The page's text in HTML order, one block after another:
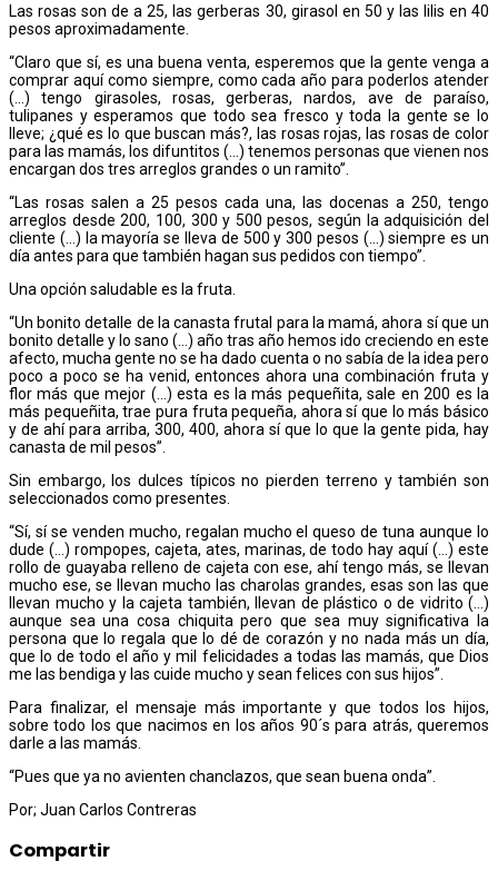
Las rosas son de a 25, las gerberas 30, girasol en 50 y las lilis en 40
pesos aproximadamente.
“Claro que sí, es una buena venta, esperemos que la gente venga a
comprar aquí como siempre, como cada año para poderlos atender
(…) tengo girasoles, rosas, gerberas, nardos, ave de paraíso,
tulipanes y esperamos que todo sea fresco y toda la gente se lo
lleve; ¿qué es lo que buscan más?, las rosas rojas, las rosas de color
para las mamás, los difuntitos (…) tenemos personas que vienen nos
encargan dos tres arreglos grandes o un ramito”.
“Las rosas salen a 25 pesos cada una, las docenas a 250, tengo
arreglos desde 200, 100, 300 y 500 pesos, según la adquisición del
cliente (…) la mayoría se lleva de 500 y 300 pesos (…) siempre es un
día antes para que también hagan sus pedidos con tiempo”.
Una opción saludable es la fruta.
“Un bonito detalle de la canasta frutal para la mamá, ahora sí que un
bonito detalle y lo sano (…) año tras año hemos ido creciendo en este
afecto, mucha gente no se ha dado cuenta o no sabía de la idea pero
poco a poco se ha venid, entonces ahora una combinación fruta y
flor más que mejor (…) esta es la más pequeñita, sale en 200 es la
más pequeñita, trae pura fruta pequeña, ahora sí que lo más básico
y de ahí para arriba, 300, 400, ahora sí que lo que la gente pida, hay
canasta de mil pesos”.
Sin embargo, los dulces típicos no pierden terreno y también son
seleccionados como presentes.
“Sí, sí se venden mucho, regalan mucho el queso de tuna aunque lo
dude (…) rompopes, cajeta, ates, marinas, de todo hay aquí (…) este
rollo de guayaba relleno de cajeta con ese, ahí tengo más, se llevan
mucho ese, se llevan mucho las charolas grandes, esas son las que
llevan mucho y la cajeta también, llevan de plástico o de vidrito (…)
aunque sea una cosa chiquita pero que sea muy significativa la
persona que lo regala que lo dé de corazón y no nada más un día,
que lo de todo el año y mil felicidades a todas las mamás, que Dios
me las bendiga y las cuide mucho y sean felices con sus hijos”.
Para finalizar, el mensaje más importante y que todos los hijos,
sobre todo los que nacimos en los años 90´s para atrás, queremos
darle a las mamás.
“Pues que ya no avienten chanclazos, que sean buena onda”.
Por; Juan Carlos Contreras
Compartir